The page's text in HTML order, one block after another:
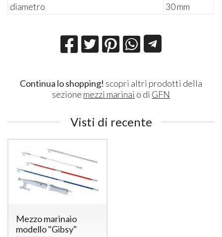
diametro
30 mm
Continua lo shopping! scopri altri prodotti della
sezione mezzi marinai o di GFN
Visti di recente
Mezzo marinaio
modello "Gibsy"